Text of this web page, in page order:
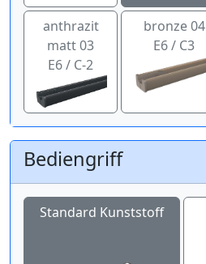
anthrazit
matt 03
E6 / C-2
bronze 04
E6 / C3
Bediengriff
Standard Kunststoff